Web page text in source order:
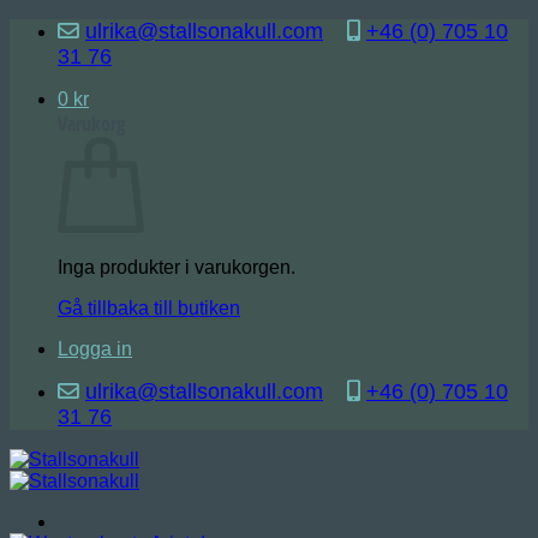
Skip
content
ulrika@stallsonakull.com
+46 (0) 705 10
31 76
0 kr
Inga produkter i varukorgen.
Gå tillbaka till butiken
Logga in
ulrika@stallsonakull.com
+46 (0) 705 10
31 76